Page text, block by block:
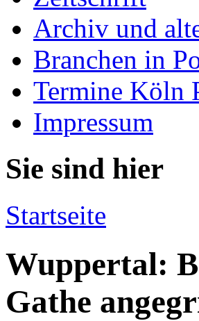
Archiv und
Branchen in
Termine Köln
Impressum
Sie sind hier
Startseite
Wuppertal:
Gathe